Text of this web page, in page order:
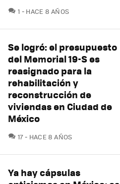
1 COMENTARIOS
HACE 8 AÑOS
Se logró: el presupuesto
del Memorial 19-S es
reasignado para la
rehabilitación y
reconstrucción de
viviendas en Ciudad de
México
17COMENTARIOS
HACE 8 AÑOS
Ya hay cápsulas